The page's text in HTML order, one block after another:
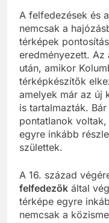
A felfedezések és
nemcsak a
térképek
eredményezett. Az
után, amikor
térképkészítők
amelyek már az új
is tartalmazták.
pontatlanok
egyre inkább
születtek.
A 16. század
felfedezők által
térképe egyre
nemcsak a